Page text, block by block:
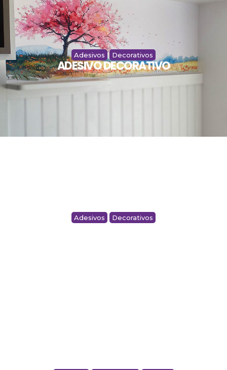
Adesivos Decorativos
ADESIVO DECORATIVO
Adesivos Decorativos
ADESIVO DECORATIVO ACADEMIA